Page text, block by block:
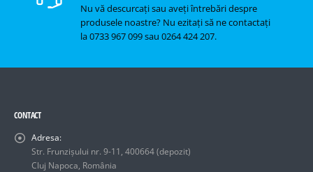
Nu vă descurcați sau aveți întrebări despre
produsele noastre? Nu ezitați să ne contactați
la 0733 967 099 sau 0264 424 207.
CONTACT
Adresa:
Str. Frunzișului nr. 9-11, 400664 (depozit)
Cluj Napoca, România